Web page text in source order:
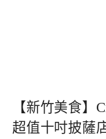
【新竹美食】
超值十吋披薩